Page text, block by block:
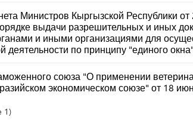
Министров Кыргызской Республики от
выдачи разрешительных и иных
и иными организациями для
деятельности по принципу "единого
союза "О применении
экономическом союзе" от 18
1